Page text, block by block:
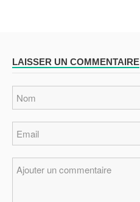
LAISSER UN COMMENTAIRE